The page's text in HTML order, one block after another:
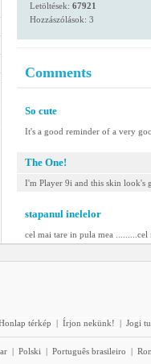
Letöltések: 67921
Hozzászólások: 3
Comments
So cute
It's a good reminder of a very
The One!
I'm Player 9i and this skin look's
stapanul inelelor
cel mai tare in pula mea .........cel
térkép | Írjon nekünk! | Jogi
| Polski | Português brasileiro |